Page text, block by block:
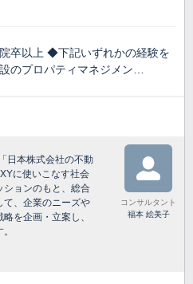
卒以上 ◆下記いずれかの経験を
のプロパティマネジメン…
日本株式会社の不動
に使いこなす社会
ションのもと、総合
て、企業のニーズや
を企画・立案し、
コンサルタント
福本 絵美子